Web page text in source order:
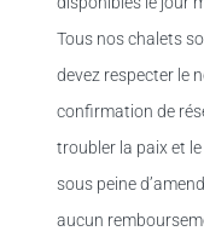
Tous nos chalets
devez respecter le
confirmation de
troubler la paix et
sous peine
aucun